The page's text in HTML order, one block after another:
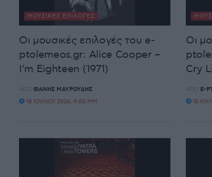
ΜΟΥΣΙΚΈΣ ΕΠΙΛΟΓΈΣ
Οι μουσικές επιλογές του e-
ptolemeos.gr: Alice Cooper –
I’m Eighteen (1971)
ΑΠΌ ΦΆΝΗΣ ΜΑΥΡΟΥΔΉΣ
18 ΙΟΥΛΊΟΥ 2026, 9:00 ΜΜ
Οι
Cry
ΑΠΌ E-
15